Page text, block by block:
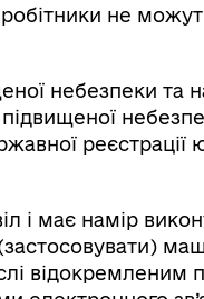
не
небезпеки та
реєстрації
і має намір
відокремленим